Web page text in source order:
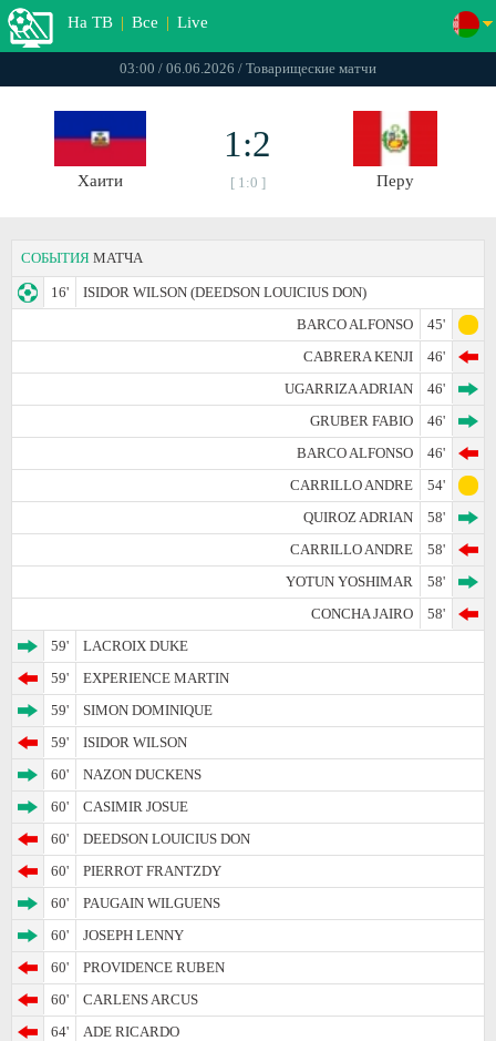
На ТВ | Все | Live
03:00 / 06.06.2026 / Товарищеские матчи
Хаити
1:2
[ 1:0 ] Перу
СОБЫТИЯ МАТЧА
16'
ISIDOR WILSON (DEEDSON LOUICIUS DON)
BARCO ALFONSO
45'
CABRERA KENJI
46'
UGARRIZA ADRIAN
46'
GRUBER FABIO
46'
BARCO ALFONSO
46'
CARRILLO ANDRE
54'
QUIROZ ADRIAN
58'
CARRILLO ANDRE
58'
YOTUN YOSHIMAR
58'
CONCHA JAIRO
58'
59'
LACROIX DUKE
59'
EXPERIENCE MARTIN
59'
SIMON DOMINIQUE
59'
ISIDOR WILSON
60'
NAZON DUCKENS
60'
CASIMIR JOSUE
60'
DEEDSON LOUICIUS DON
60'
PIERROT FRANTZDY
60'
PAUGAIN WILGUENS
60'
JOSEPH LENNY
60'
PROVIDENCE RUBEN
60'
CARLENS ARCUS
64'
ADE RICARDO